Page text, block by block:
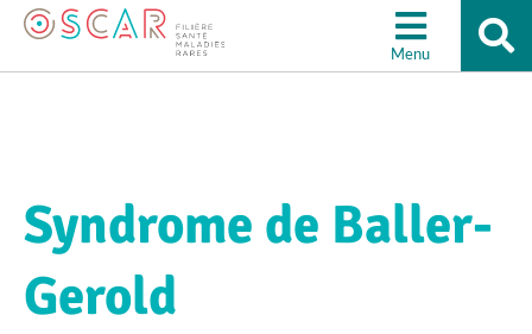
Aller à la recherche Menu
Syndrome de Baller-
Gerold